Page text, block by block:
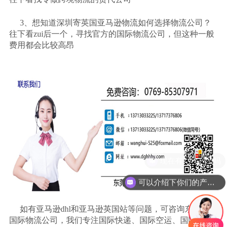
3、想知道深圳寄英国亚马逊物流如何选择物流公司？
往下看zui后一个，寻找官方的国际物流公司，但这种一般
费用都会比较高昂
如有亚马逊dhl和亚马逊英国站等问题，可咨询东莞华惠
国际物流公司，我们专注国际快递、国际空运、国际海
可以介绍下你们的产品么